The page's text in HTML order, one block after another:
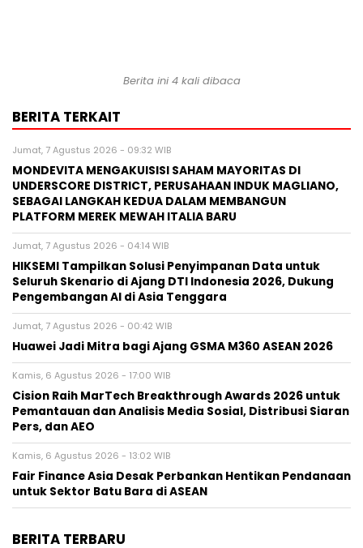
Berita ini 4 kali dibaca
BERITA TERKAIT
Jumat, 7 Agustus 2026 - 09:32 WIB
MONDEVITA MENGAKUISISI SAHAM MAYORITAS DI
UNDERSCORE DISTRICT, PERUSAHAAN INDUK MAGLIANO,
SEBAGAI LANGKAH KEDUA DALAM MEMBANGUN
PLATFORM MEREK MEWAH ITALIA BARU
Jumat, 7 Agustus 2026 - 04:14 WIB
HIKSEMI Tampilkan Solusi Penyimpanan Data untuk
Seluruh Skenario di Ajang DTI Indonesia 2026, Dukung
Pengembangan AI di Asia Tenggara
Jumat, 7 Agustus 2026 - 00:42 WIB
Huawei Jadi Mitra bagi Ajang GSMA M360 ASEAN 2026
Kamis, 6 Agustus 2026 - 17:00 WIB
Cision Raih MarTech Breakthrough Awards 2026 untuk
Pemantauan dan Analisis Media Sosial, Distribusi Siaran
Pers, dan AEO
Kamis, 6 Agustus 2026 - 13:02 WIB
Fair Finance Asia Desak Perbankan Hentikan Pendanaan
untuk Sektor Batu Bara di ASEAN
BERITA TERBARU